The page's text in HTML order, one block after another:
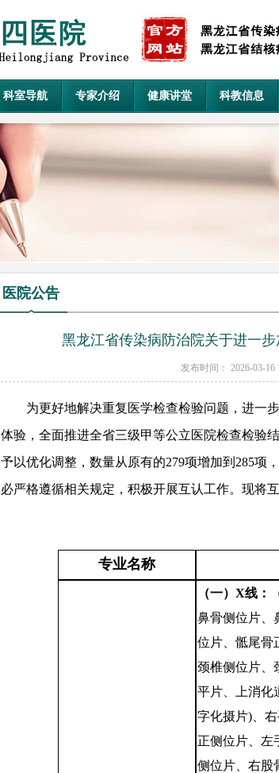
科室导航 专家介绍 健康讲堂 科教信息
医院公告
黑龙江省传染病防治院关于进一
发布时间： 2026-03-16
为更好地解决重复医学检查检验问题，进一步
体验，全面推进全省三级甲等公立医院检查检验
予以优化调整，数量从原有的279项增加到285项
必严格遵循相关规定，积极开展互认工作。 现将
专业名称
（一） X线：
鼻骨侧位片、
位片、骶尾骨
颈椎侧位片、
平片、上消化
字化摄片)、
正侧位片、左
侧位片、右股